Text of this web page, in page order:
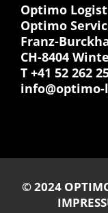
Optimo
Optimo
Franz-
CH-8404
T +41 52 262
© 2024